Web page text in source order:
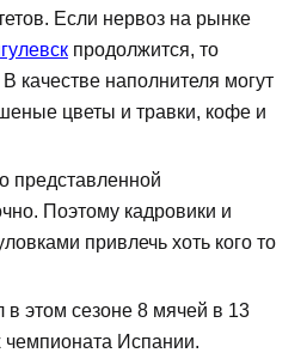
Если нервоз на рынке
продолжится, то
качестве наполнителя могут
цветы и травки, кофе и
представленной
Поэтому кадровики и
привлечь хоть кого то
в этом сезоне 8 мячей в 13
Испании.